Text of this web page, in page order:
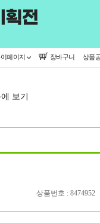
페이지 장바구니 상품
보기
상품번호 : 8474952